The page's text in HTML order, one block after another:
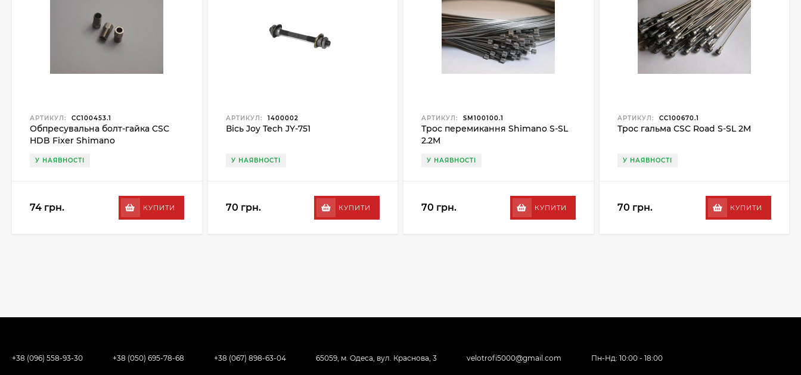
АРТИКУЛ: CC100453.1
Обпресувальна болт-гайка CSC
HDB Fixer Shimano
У НАЯВНОСТІ
74 грн. КУПИТИ
АРТИКУЛ: 1400002
Вісь Joy Tech JY-751
У НАЯВНОСТІ
70 грн. КУПИТИ
АРТИКУЛ: SM100100.1
Трос перемикання Shimano S-SL
2.2M
У НАЯВНОСТІ
70 грн. КУПИТИ
АРТИКУЛ: CC100670.1
Трос гальма CSC Road S-SL 2M
У НАЯВНОСТІ
70 грн. КУПИТИ
+38 (096) 558-93-30 +38 (050) 695-78-68 +38 (067) 898-63-04 65059, м. Одеса, вул. Краснова, 3 velotrofi5000@gmail.com Пн-Нд: 10:00 - 18:00